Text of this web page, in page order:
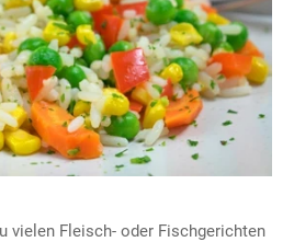
vielen Fleisch- oder Fischgerichten